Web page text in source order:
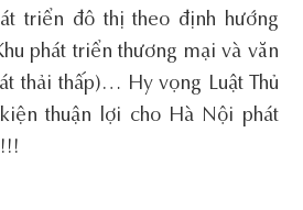
triển đô thị theo định hướng
phát triển thương mại và văn
thải thấp)… Hy vọng Luật Thủ
thuận lợi cho Hà Nội phát